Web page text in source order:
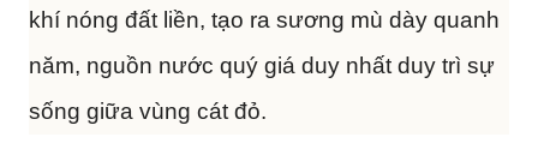
khí nóng đất liền, tạo ra sương mù dày quanh
năm, nguồn nước quý giá duy nhất duy trì sự
sống giữa vùng cát đỏ.